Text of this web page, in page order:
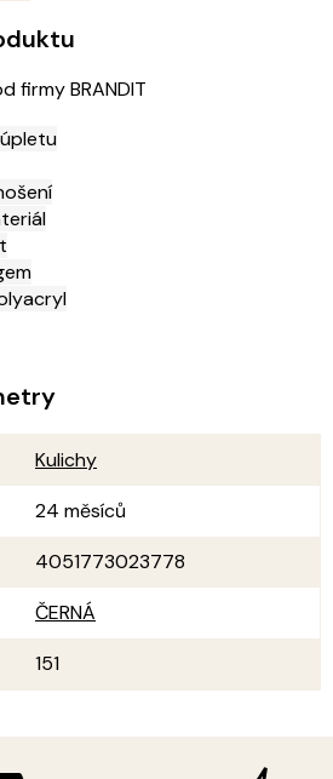
firmy BRANDIT
Kulichy
24 měsíců
4051773023778
ČERNÁ
151